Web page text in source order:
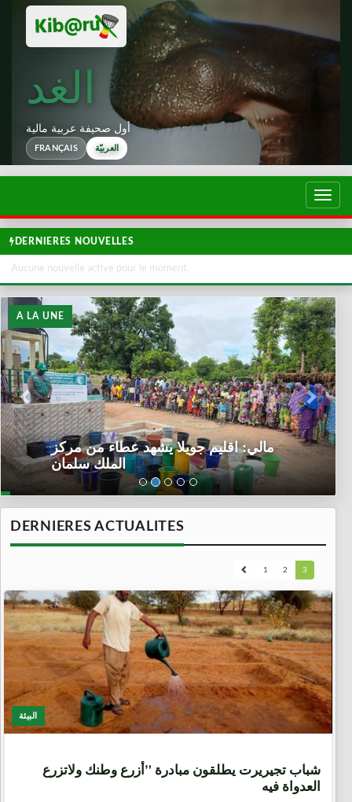
الغد
أول صحيفة عربية مالية
FRANÇAIS العربيّة
تبديل
DERNIERES NOUVELLES
Aucune nouvelle active pour le moment.
A LA UNE
مالي: اقليم جويلا يشهد عطاء من مركز
الملك سلمان
DERNIERES ACTUALITES
1 2 3
البيئة
شباب تجيريرت يطلقون مبادرة "أزرع وطنك ولاتزرع
العدواة فيه